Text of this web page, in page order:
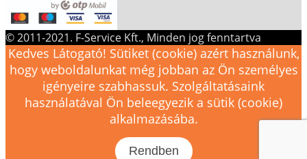
© 2011-2021. F-Service Kft., Minden jog fenntartva
Kedves Látogató! Sütiket (cookie) azért használunk,
hogy weboldalunkat még jobban az Ön személyes
igényeire szabhassuk. Szolgáltatásaink
használatával Ön beleegyezik a sütik (cookie)
alkalmazásába.
Rendben